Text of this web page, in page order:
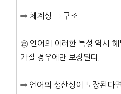
⇒ 체계성 → 구조
㉣ 언어의 이러한 특성 역시
가질 경우에만 보장된다.
⇒ 언어의 생산성이 보장된다